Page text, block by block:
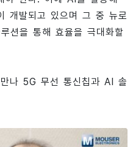
개발되고 있으며 그 중 뉴로
션을 통해 효율을 극대화할
나 5G 무선 통신칩과 AI 솔